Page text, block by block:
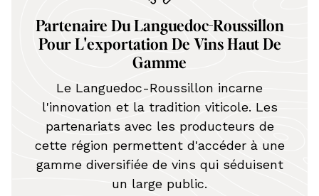
Partenaire Du Languedoc-Roussillon
Pour L'exportation De Vins Haut De
Gamme
Le Languedoc-Roussillon incarne
l'innovation et la tradition viticole. Les
partenariats avec les producteurs de
cette région permettent d'accéder à une
gamme diversifiée de vins qui séduisent
un large public.